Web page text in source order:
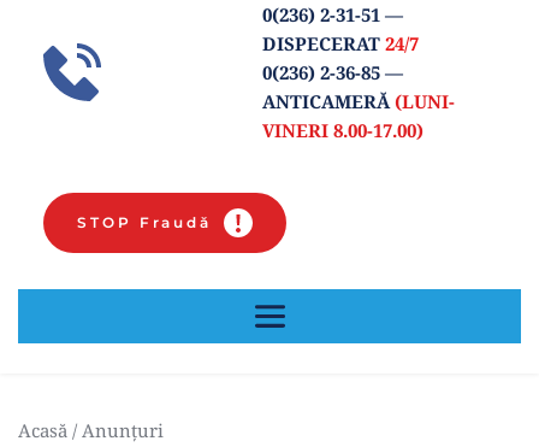
0(236) 2-31-51 —
DISPECERAT 24/7
0(236) 2-36-85 —
ANTICAMERĂ (LUNI-
VINERI 8.00-17.00)
STOP Fraudă
Acasă / Anunțuri